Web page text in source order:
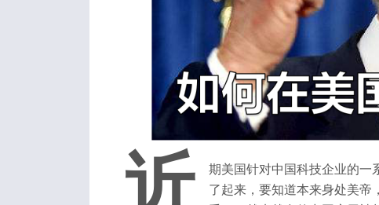
期美国针对中国科技企业的一
了起来，要知道本来身处美帝